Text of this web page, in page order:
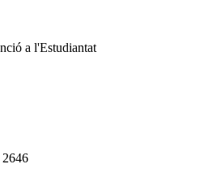
a l'Estudiantat